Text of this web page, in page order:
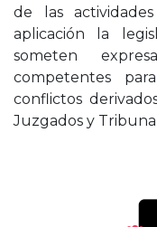
de las
aplicación la
someten
competentes
conflictos
Juzgados y